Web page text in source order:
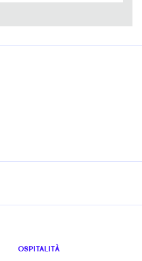
OSPITALITÀ